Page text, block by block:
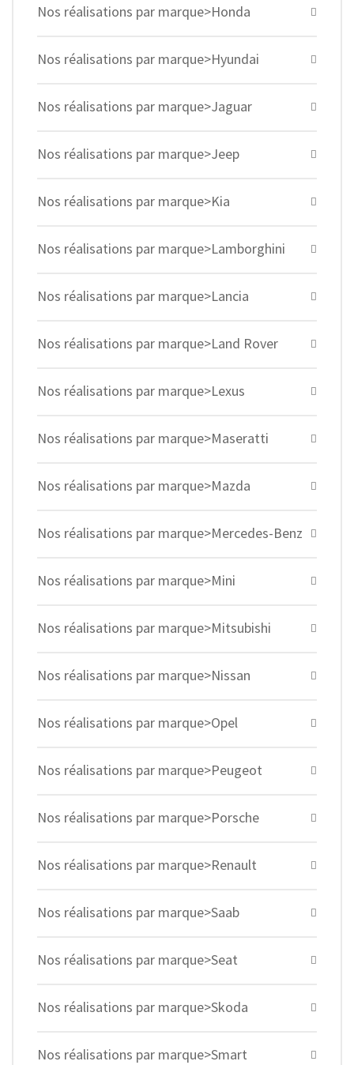
Nos réalisations par marque>Honda
Nos réalisations par marque>Hyundai
Nos réalisations par marque>Jaguar
Nos réalisations par marque>Jeep
Nos réalisations par marque>Kia
Nos réalisations par marque>Lamborghini
Nos réalisations par marque>Lancia
Nos réalisations par marque>Land Rover
Nos réalisations par marque>Lexus
Nos réalisations par marque>Maseratti
Nos réalisations par marque>Mazda
Nos réalisations par marque>Mercedes-Benz
Nos réalisations par marque>Mini
Nos réalisations par marque>Mitsubishi
Nos réalisations par marque>Nissan
Nos réalisations par marque>Opel
Nos réalisations par marque>Peugeot
Nos réalisations par marque>Porsche
Nos réalisations par marque>Renault
Nos réalisations par marque>Saab
Nos réalisations par marque>Seat
Nos réalisations par marque>Skoda
Nos réalisations par marque>Smart